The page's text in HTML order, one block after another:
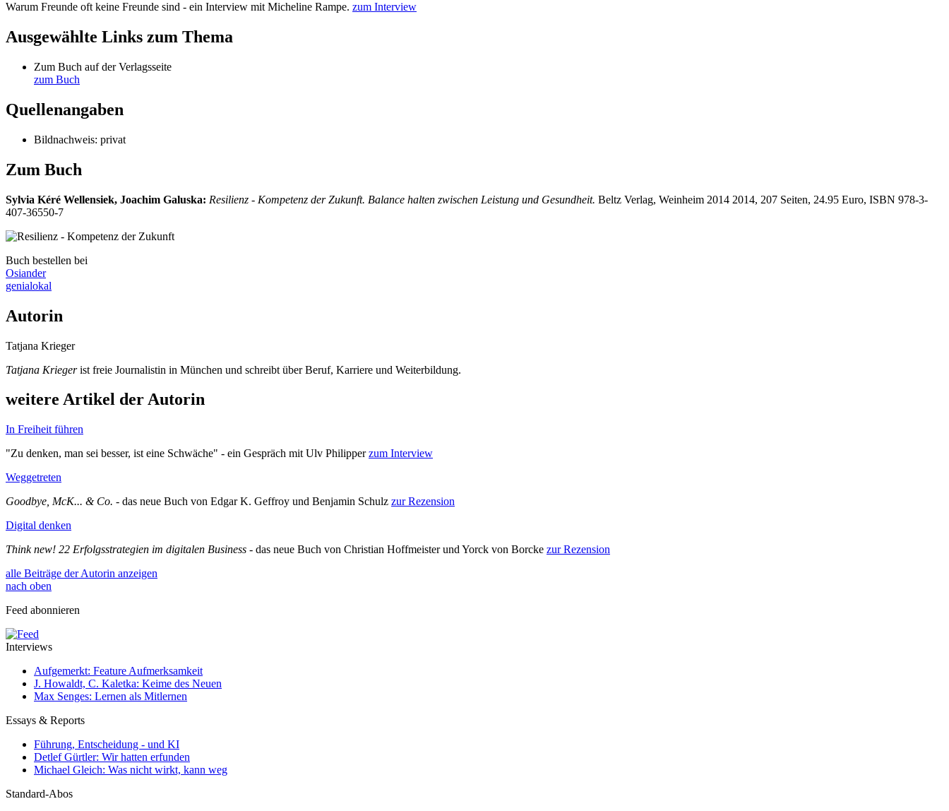
Warum Freunde oft keine Freunde sind - ein Interview mit Micheline Rampe. zum Interview
Ausgewählte Links zum Thema
Zum Buch auf der Verlagsseite
zum Buch
Quellenangaben
Bildnachweis: privat
Zum Buch
Sylvia Kéré Wellensiek, Joachim Galuska: Resilienz - Kompetenz der Zukunft. Balance halten zwischen Leistung und Gesundheit. Beltz Verlag, Weinheim 2014 2014, 207 Seiten, 24.95 Euro, ISBN 978-3-
407-36550-7
Buch bestellen bei
Osiander
genialokal
Autorin
Tatjana Krieger
Tatjana Kriegerist freie Journalistin in München und schreibt über Beruf, Karriere und Weiterbildung.
weitere Artikel der Autorin
In Freiheit führen
"Zu denken, man sei besser, ist eine Schwäche" - ein Gespräch mit Ulv Philipperzum Interview
Weggetreten
Goodbye, McK... & Co. - das neue Buch von Edgar K. Geffroy und Benjamin Schulz zur Rezension
Digital denken
Think new! 22 Erfolgsstrategien im digitalen Business - das neue Buch von Christian Hoffmeister und Yorck von Borcke zur Rezension
alle Beiträge der Autorin anzeigen
nach oben
Feed abonnieren
Interviews
Aufgemerkt: Feature Aufmerksamkeit
J. Howaldt, C. Kaletka: Keime des Neuen
Max Senges: Lernen als Mitlernen
Essays & Reports
Führung, Entscheidung - und KI
Detlef Gürtler: Wir hatten erfunden
Michael Gleich: Was nicht wirkt, kann weg
Standard-Abos